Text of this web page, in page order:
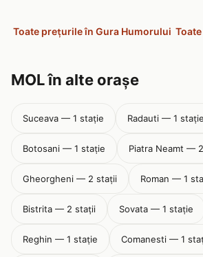
Toate prețurile în Gura Humorului
MOL în alte orașe
Suceava — 1 stație Radauti — 1 stație
Botosani — 1 stație Piatra Neamt —
Gheorgheni — 2 stații Roman — 1
Bistrita — 2 stații Sovata — 1 stație
Reghin — 1 stație Comanesti — 1